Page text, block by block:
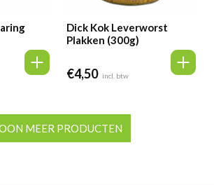
Dick Kok Leverworst
Plakken (300g)
€4,50 incl. btw
MEER PRODUCTEN